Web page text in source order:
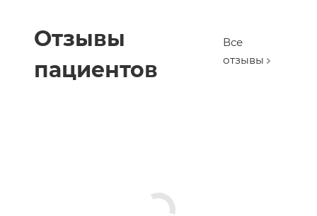
Отзывы
пациентов
Все
отзывы